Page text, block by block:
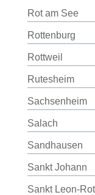
Rot am See
Rottenburg
Rottweil
Rutesheim
Sachsenheim
Salach
Sandhausen
Sankt Johann
Sankt Leon-Rot